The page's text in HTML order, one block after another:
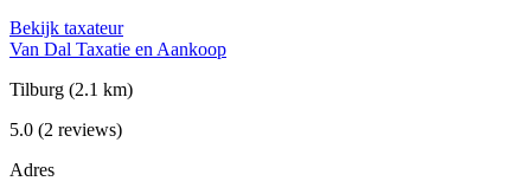
Bekijk taxateur
Van Dal Taxatie en Aankoop
Tilburg (2.1 km)
5.0 (2 reviews)
Adres